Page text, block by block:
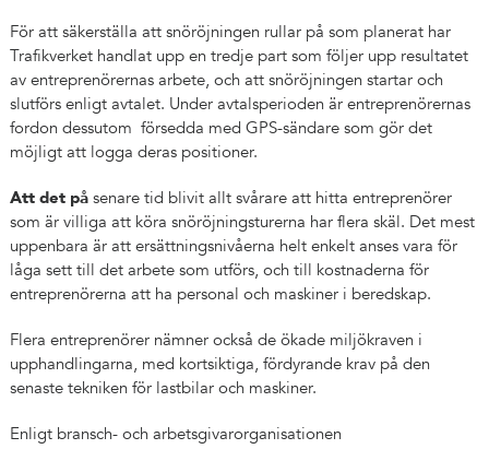
För att säkerställa att snöröjningen rullar på som planerat har
Trafikverket handlat upp en tredje part som följer upp resultatet
av entreprenörernas arbete, och att snöröjningen startar och
slutförs enligt avtalet. Under avtalsperioden är entreprenörernas
fordon dessutom försedda med GPS-sändare som gör det
möjligt att logga deras positioner.
Att det påsenare tid blivit allt svårare att hitta entreprenörer
som är villiga att köra snöröjningsturerna har flera skäl. Det mest
uppenbara är att ersättningsnivåerna helt enkelt anses vara för
låga sett till det arbete som utförs, och till kostnaderna för
entreprenörerna att ha personal och maskiner i beredskap.
Flera entreprenörer nämner också de ökade miljökraven i
upphandlingarna, med kortsiktiga, fördyrande krav på den
senaste tekniken för lastbilar och maskiner.
Enligt bransch- och arbetsgivarorganisationen